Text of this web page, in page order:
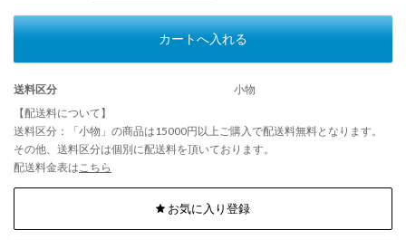
カートへ入れる
送料区分
小物
【配送料について】
送料区分：「小物」の商品は15000円以上ご購入で配送料無料となります。
その他、送料区分は個別に配送料を頂いております。
配送料金表は こちら
お気に入り登録